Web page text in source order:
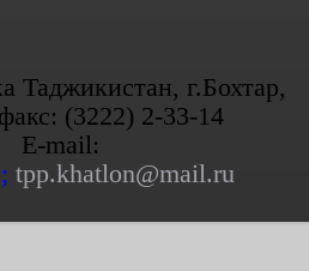
Таджикистан, г.Бохтар,
факс: (3222) 2-33-14
; tpp.khatlon@mail.ru